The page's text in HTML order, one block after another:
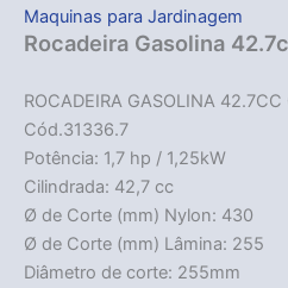
Maquinas para Jardinagem
Rocadeira Gasolina
ROCADEIRA GASOLINA
Cód.31336.7
Potência: 1,7 hp / 1,25kW
Cilindrada: 42,7 cc
Ø de Corte (mm) Nylon: 430
Ø de Corte (mm) Lâmina: 255
Diâmetro de corte: 255mm